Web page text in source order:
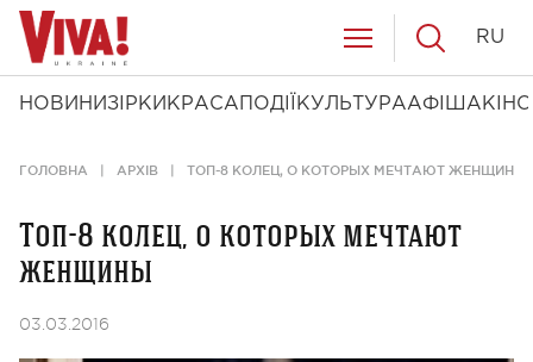
НОВИНИ ЗІРКИ КРАСА ПОДІЇ КУЛЬТУРААФІША КІНО
RU
ГОЛОВНА АРХІВ ТОП-8 КОЛЕЦ, О КОТОРЫХ МЕЧТАЮТ ЖЕНЩИНЫ
Топ-8 колец, о которых мечтают
женщины
03.03.2016